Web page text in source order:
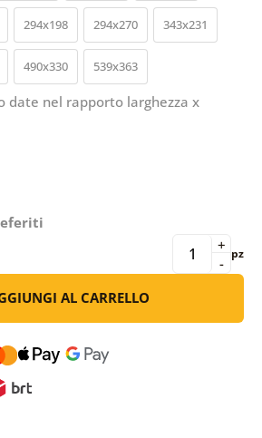
294x198 294x270 343x231
490x330 539x363
date nel rapporto larghezza x
-
+ pz
AL CARRELLO